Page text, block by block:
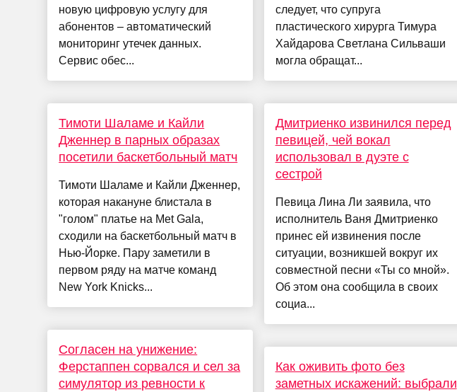
новую цифровую услугу для
абонентов – автоматический
мониторинг утечек данных.
Сервис обес...
Тимоти Шаламе и Кайли
Дженнер в парных образах
посетили баскетбольный матч
Тимоти Шаламе и Кайли Дженнер,
которая накануне блистала в
"голом" платье на Met Gala,
сходили на баскетбольный матч в
Нью-Йорке. Пару заметили в
первом ряду на матче команд
New York Knicks...
Согласен на унижение:
Ферстаппен сорвался и сел за
симулятор из ревности к
следует, что супруга
пластического хирурга Тимура
Хайдарова Светлана Сильваши
могла обращат...
Дмитриенко извинился перед
певицей, чей вокал
использовал в дуэте с
сестрой
Певица Лина Ли заявила, что
исполнитель Ваня Дмитриенко
принес ей извинения после
ситуации, возникшей вокруг их
совместной песни «Ты со мной».
Об этом она сообщила в своих
социа...
Как оживить фото без
заметных искажений: выбрали